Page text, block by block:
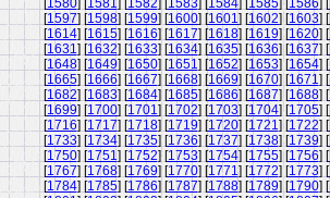
[1580] [1581] [1582] [1583] [1584] [1585] [1586] [
[1597] [1598] [1599] [1600] [1601] [1602] [1603] [
[1614] [1615] [1616] [1617] [1618] [1619] [1620] [
[1631] [1632] [1633] [1634] [1635] [1636] [1637] [
[1648] [1649] [1650] [1651] [1652] [1653] [1654] [
[1665] [1666] [1667] [1668] [1669] [1670] [1671] [
[1682] [1683] [1684] [1685] [1686] [1687] [1688] [
[1699] [1700] [1701] [1702] [1703] [1704] [1705] [
[1716] [1717] [1718] [1719] [1720] [1721] [1722] [
[1733] [1734] [1735] [1736] [1737] [1738] [1739] [
[1750] [1751] [1752] [1753] [1754] [1755] [1756] [
[1767] [1768] [1769] [1770] [1771] [1772] [1773] [
[1784] [1785] [1786] [1787] [1788] [1789] [1790] [